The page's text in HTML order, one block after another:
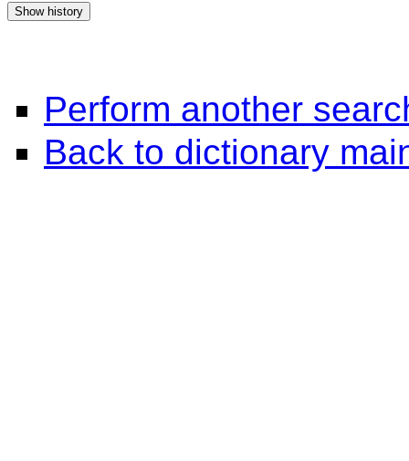
Perform another
Back to dictionary